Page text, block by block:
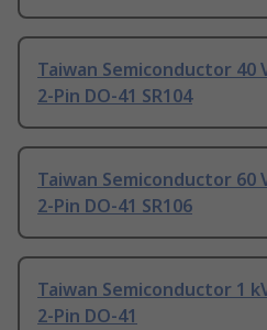
Taiwan Semiconductor 40
2-Pin DO-41 SR104
Taiwan Semiconductor 60
2-Pin DO-41 SR106
Taiwan Semiconductor 1
2-Pin DO-41